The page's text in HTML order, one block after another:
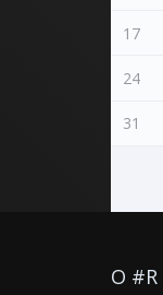
17
24
31
O #R